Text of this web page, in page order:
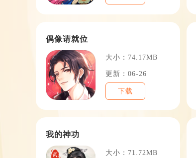
偶像请就位
大小：74.17MB
更新：06-26
下载
我的神功
大小：71.72MB